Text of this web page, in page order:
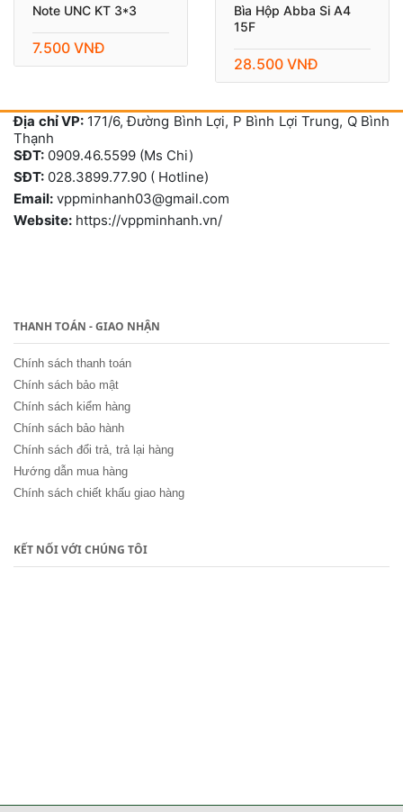
Note UNC KT 3*3
7.500 VNĐ
Bìa Hộp Abba Si A4
15F
28.500 VNĐ
Địa chỉ VP: 171/6, Đường Bình Lợi, P Bình Lợi Trung, Q Bình
Thạnh
SĐT: 0909.46.5599 (Ms Chi)
SĐT: 028.3899.77.90 ( Hotline)
Email: vppminhanh03@gmail.com
Website: https://vppminhanh.vn/
THANH TOÁN - GIAO NHẬN
Chính sách thanh toán
Chính sách bảo mật
Chính sách kiểm hàng
Chính sách bảo hành
Chính sách đổi trả, trả lại hàng
Hướng dẫn mua hàng
Chính sách chiết khấu giao hàng
KẾT NỐI VỚI CHÚNG TÔI